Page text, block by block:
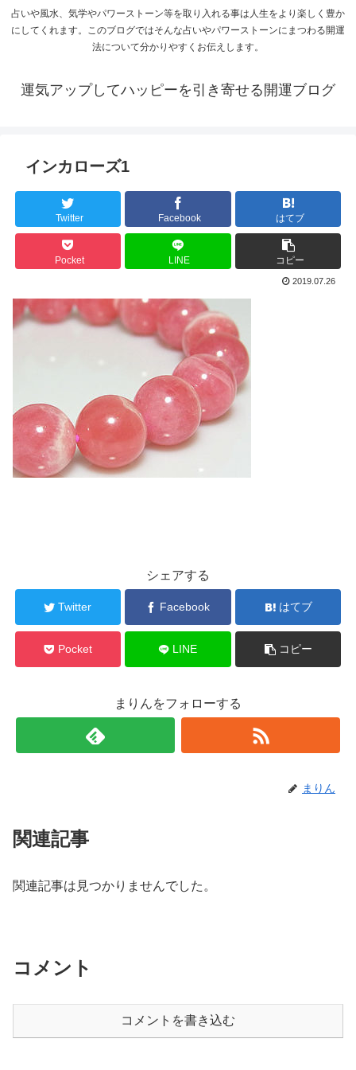
占いや風水、気学やパワーストーン等を取り入れる事は人生をより楽しく豊か
にしてくれます。このブログではそんな占いやパワーストーンにまつわる開運
法について分かりやすくお伝えします。
運気アップしてハッピーを引き寄せる開運ブログ
インカローズ1
Twitter Facebook はてブ
Pocket LINE コピー
2019.07.26
シェアする
Twitter Facebook はてブ
Pocket LINE コピー
まりんをフォローする
まりん
関連記事
関連記事は見つかりませんでした。
コメント
コメントを書き込む